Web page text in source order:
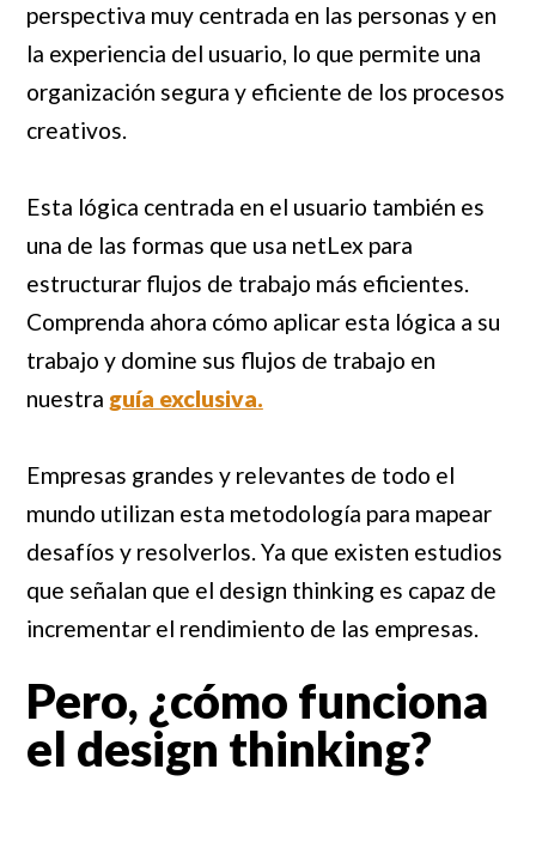
perspectiva muy centrada en las personas y en
la experiencia del usuario, lo que permite una
organización segura y eficiente de los procesos
creativos.
Esta lógica centrada en el usuario también es
una de las formas que usa netLex para
estructurar flujos de trabajo más eficientes.
Comprenda ahora cómo aplicar esta lógica a su
trabajo y domine sus flujos de trabajo en
nuestra guía exclusiva.
Empresas grandes y relevantes de todo el
mundo utilizan esta metodología para mapear
desafíos y resolverlos. Ya que existen estudios
que señalan que el design thinking es capaz de
incrementar el rendimiento de las empresas.
Pero, ¿cómo funciona
el design thinking?